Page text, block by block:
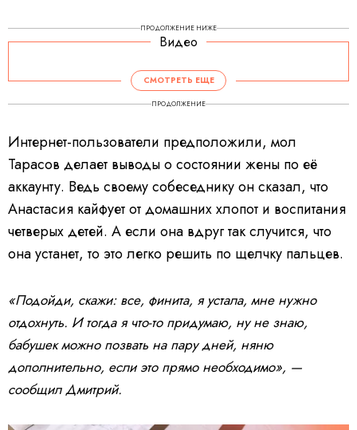
ПРОДОЛЖЕНИЕ НИЖЕ
Видео
i
d
e
o
P
l
r
i
l
d
g
СМОТРЕТЬ ЕЩЕ
ПРОДОЛЖЕНИЕ
Интернет-пользователи предположили, мол
Тарасов делает выводы о состоянии жены по её
аккаунту. Ведь своему собеседнику он сказал, что
Анастасия кайфует от домашних хлопот и воспитания
четверых детей. А если она вдруг так случится, что
она устанет, то это легко решить по щелчку пальцев.
«Подойди, скажи: все, финита, я устала, мне нужно
отдохнуть. И тогда я что-то придумаю, ну не знаю,
бабушек можно позвать на пару дней, няню
дополнительно, если это прямо необходимо», —
сообщил Дмитрий.